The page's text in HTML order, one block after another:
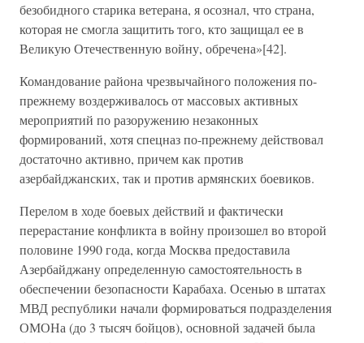
безобидного старика ветерана, я осознал, что страна,
которая не смогла защитить того, кто защищал ее в
Великую Отечественную войну, обречена»[42].
Командование района чрезвычайного положения по-
прежнему воздерживалось от массовых активных
мероприятий по разоружению незаконных
формирований, хотя спецназ по-прежнему действовал
достаточно активно, причем как против
азербайджанских, так и против армянских боевиков.
Перелом в ходе боевых действий и фактически
перерастание конфликта в войну произошел во второй
половине 1990 года, когда Москва предоставила
Азербайджану определенную самостоятельность в
обеспечении безопасности Карабаха. Осенью в штатах
МВД республики начали формироваться подразделения
ОМОНа (до 3 тысяч бойцов), основной задачей была